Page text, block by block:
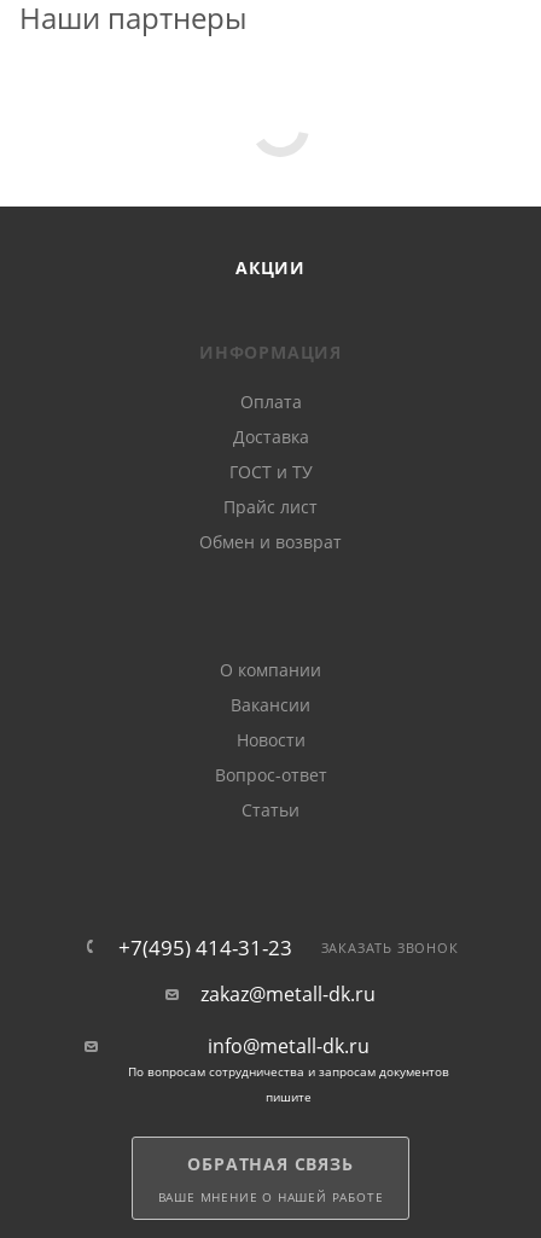
Наши партнеры
АКЦИИ
ИНФОРМАЦИЯ
Оплата
Доставка
ГОСТ и ТУ
Прайс лист
Обмен и возврат
О компании
Вакансии
Новости
Вопрос-ответ
Статьи
+7(495) 414-31-23 ЗАКАЗАТЬ ЗВОНОК
zakaz@metall-dk.ru
info@metall-dk.ru
По вопросам сотрудничества и запросам документов
пишите
ОБРАТНАЯ СВЯЗЬ
ВАШЕ МНЕНИЕ О НАШЕЙ РАБОТЕ